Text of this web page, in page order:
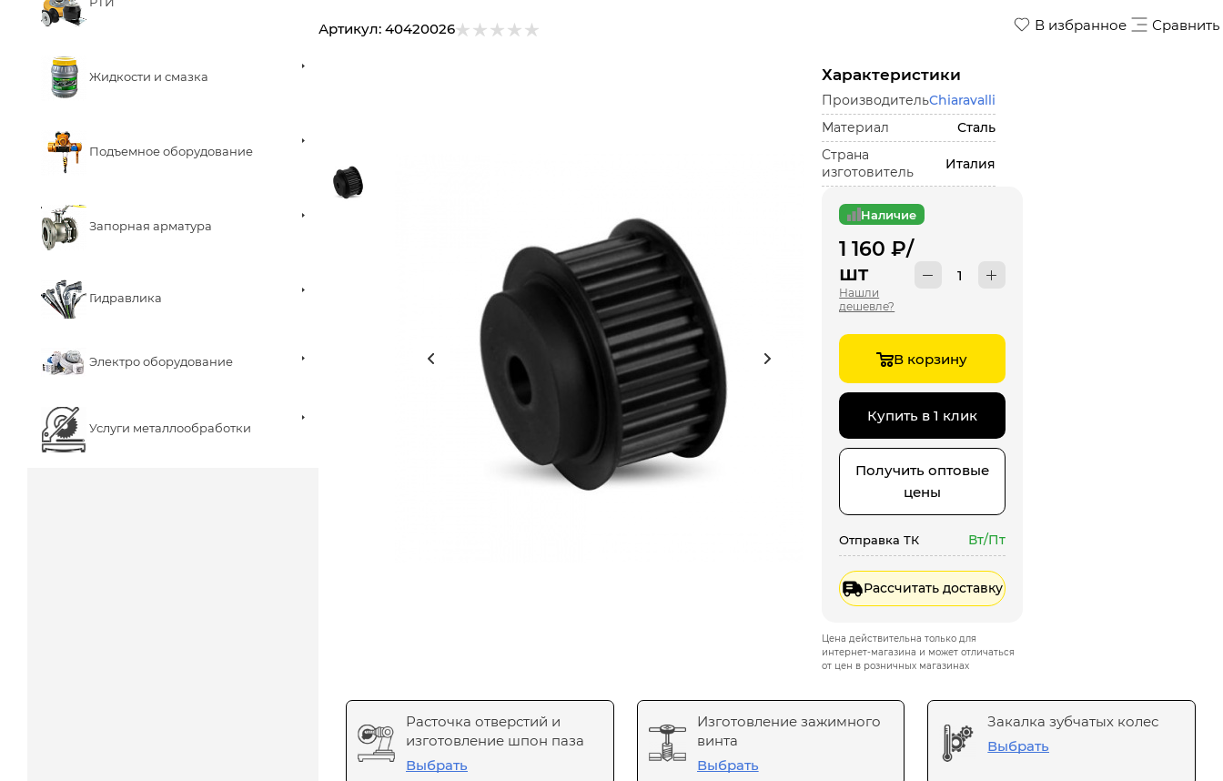
Жидкости и смазка
Подъемное оборудование
Запорная арматура
Гидравлика
Электро оборудование
Услуги металлообработки
В избранное Сравнить
Артикул: 40420026
Характеристики
ПроизводительChiaravalli
Материал
Сталь
Страна
изготовитель
Италия
Наличие
1 160 ₽/
шт
Нашли
дешевле?
В корзину
Купить в 1 клик
Получить оптовые
цены
Отправка ТК Вт/Пт
Рассчитать доставку
Цена действительна только для
интернет-магазина и может отличаться
от цен в розничных магазинах
Расточка отверстий и
изготовление шпон паза
Выбрать
Изготовление зажимного
винта
Выбрать
Закалка зубчатых колес
Выбрать